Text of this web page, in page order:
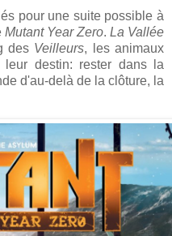
pour une suite possible à
Mutant Year Zero. La Vallée
des Veilleurs, les animaux
destin: rester dans la
d'au-delà de la clôture, la